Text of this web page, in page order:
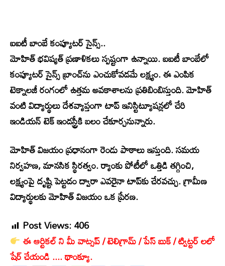
ఐఐటీ బాంబే కంప్యూటర్‌ సైన్స్‌..
మోహిత్‌ భవిష్యత్‌ ప్రణాళికలు స్పష్టంగా ఉన్నాయి. ఐఐటీ బాంబేలో
కంప్యూటర్‌ సైన్స్‌ బ్రాంచ్‌ను ఎంచుకోవడమే లక్ష్యం. ఈ ఎంపిక
టెక్నాలజీ రంగంలో ఉత్తమ అవకాశాలను ప్రతిబింబిస్తుంది. మోహిత్‌
వంటి విద్యార్థులు దేశవ్యాప్తంగా టాప్‌ ఇనిస్టిట్యూషన్లలో చేరి
ఇండియన్‌ టెక్‌ ఇండస్ట్రీకి బలం చేకూర్చనున్నారు.
మోహిత్‌ విజయం ప్రధానంగా రెండు పాఠాలు ఇస్తుంది. సమయ
నిర్వహణ, మానసిక స్థిరత్వం. ర్యాంకు పోటీలో ఒత్తిడి తగ్గించి,
లక్ష్యంపై దృష్టి పెట్టడం ద్వారా ఎవరైనా టాప్‌కు చేరవచ్చు. గ్రామీణ
విద్యార్థులకు మోహిత్‌ విజయం ఒక ప్రేరణ.
Post Views:406
ఈ ఆర్టికల్ ని మీ వాట్సప్ / టెలిగ్రామ్ / పేస్ బుక్ / ట్విట్టర్ లలో
షేర్ చేయండి .... థాంక్యూ.